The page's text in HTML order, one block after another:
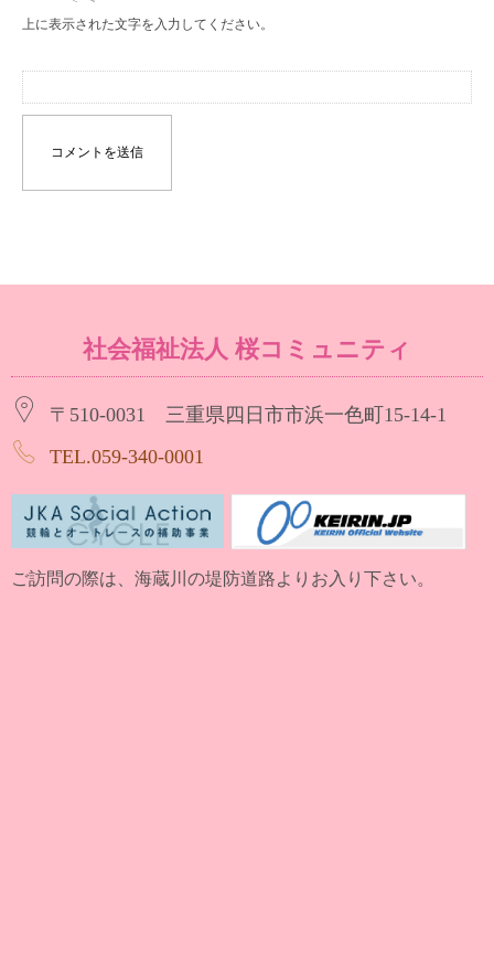
上に表示された文字を入力してください。
社会福祉法人 桜コミュニティ
〒510-0031 三重県四日市市浜一色町15-14-1
TEL.059-340-0001
ご訪問の際は、海蔵川の堤防道路よりお入り下さい。